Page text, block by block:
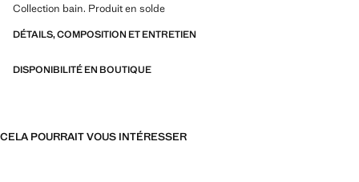
Collection bain. Produit en solde
DÉTAILS, COMPOSITION ET ENTRETIEN
DISPONIBILITÉ EN BOUTIQUE
CELA POURRAIT VOUS INTÉRESSER